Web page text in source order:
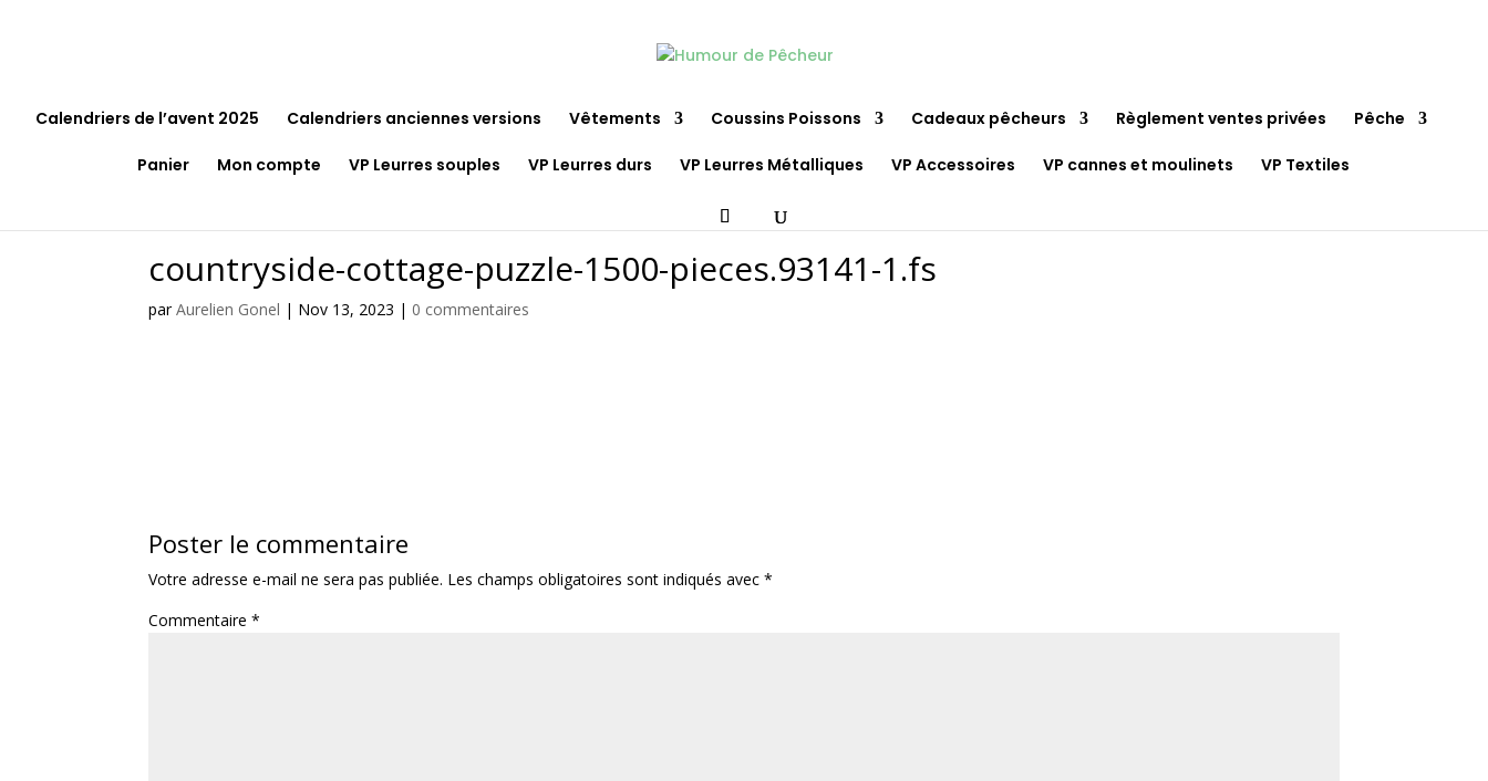
Calendriers de l’avent 2025 Calendriers anciennes versions Vêtements Coussins Poissons Cadeaux pêcheurs Règlement ventes privées Pêche
Panier Mon compte VP Leurres souples VP Leurres durs VP Leurres Métalliques VP Accessoires VP cannes et moulinets VP Textiles
countryside-cottage-puzzle-1500-pieces.93141-1.fs
parAurelien Gonel | Nov 13, 2023 | 0 commentaires
Poster le commentaire
Votre adresse e-mail ne sera pas publiée. Les champs obligatoires sont indiqués avec*
Commentaire*